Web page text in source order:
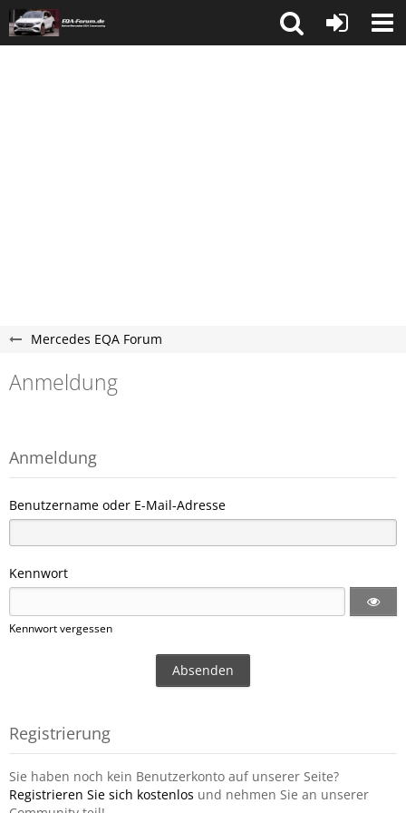
Mercedes EQA Forum
Anmeldung
Anmeldung
Benutzername oder E-Mail-Adresse
Kennwort
Kennwort vergessen
Registrierung
Sie haben noch kein Benutzerkonto auf unserer Seite?
Registrieren Sie sich kostenlos und nehmen Sie an unserer